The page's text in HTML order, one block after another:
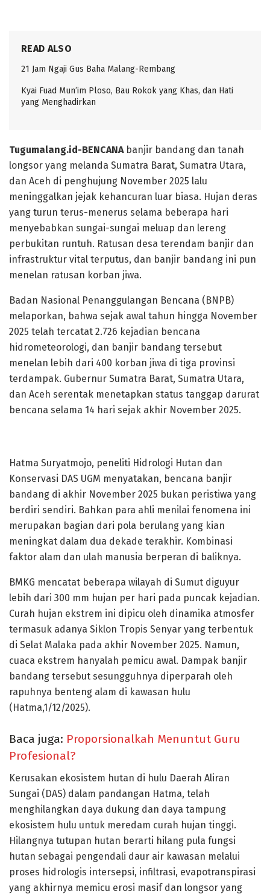
READ ALSO
21 Jam Ngaji Gus Baha Malang-Rembang
Kyai Fuad Mun’im Ploso, Bau Rokok yang Khas, dan Hati
yang Menghadirkan
Tugumalang.id-BENCANAbanjir bandang dan tanah
longsor yang melanda Sumatra Barat, Sumatra Utara,
dan Aceh di penghujung November 2025 lalu
meninggalkan jejak kehancuran luar biasa. Hujan deras
yang turun terus-menerus selama beberapa hari
menyebabkan sungai-sungai meluap dan lereng
perbukitan runtuh. Ratusan desa terendam banjir dan
infrastruktur vital terputus, dan banjir bandang ini pun
menelan ratusan korban jiwa.
Badan Nasional Penanggulangan Bencana (BNPB)
melaporkan, bahwa sejak awal tahun hingga November
2025 telah tercatat 2.726 kejadian bencana
hidrometeorologi, dan banjir bandang tersebut
menelan lebih dari 400 korban jiwa di tiga provinsi
terdampak. Gubernur Sumatra Barat, Sumatra Utara,
dan Aceh serentak menetapkan status tanggap darurat
bencana selama 14 hari sejak akhir November 2025.
Hatma Suryatmojo, peneliti Hidrologi Hutan dan
Konservasi DAS UGM menyatakan, bencana banjir
bandang di akhir November 2025 bukan peristiwa yang
berdiri sendiri. Bahkan para ahli menilai fenomena ini
merupakan bagian dari pola berulang yang kian
meningkat dalam dua dekade terakhir. Kombinasi
faktor alam dan ulah manusia berperan di baliknya.
BMKG mencatat beberapa wilayah di Sumut diguyur
lebih dari 300 mm hujan per hari pada puncak kejadian.
Curah hujan ekstrem ini dipicu oleh dinamika atmosfer
termasuk adanya Siklon Tropis Senyar yang terbentuk
di Selat Malaka pada akhir November 2025. Namun,
cuaca ekstrem hanyalah pemicu awal. Dampak banjir
bandang tersebut sesungguhnya diperparah oleh
rapuhnya benteng alam di kawasan hulu
(Hatma,1/12/2025).
Baca juga: Proporsionalkah Menuntut Guru
Profesional?
Kerusakan ekosistem hutan di hulu Daerah Aliran
Sungai (DAS) dalam pandangan Hatma, telah
menghilangkan daya dukung dan daya tampung
ekosistem hulu untuk meredam curah hujan tinggi.
Hilangnya tutupan hutan berarti hilang pula fungsi
hutan sebagai pengendali daur air kawasan melalui
proses hidrologis intersepsi, infiltrasi, evapotranspirasi
yang akhirnya memicu erosi masif dan longsor yang